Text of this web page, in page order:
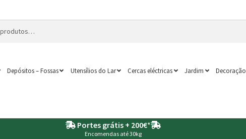
Depósitos – Fossas Utensílios do Lar Cercas eléctricas Jardim Decoração
Portes grátis + 200€*
Encomendas até 30kg